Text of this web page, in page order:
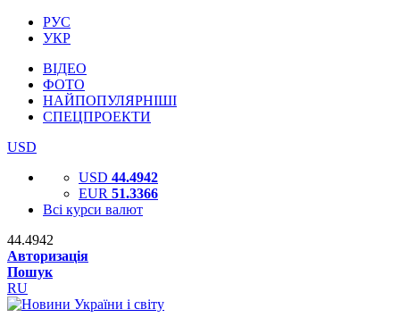
РУС
УКР
ВІДЕО
ФОТО
НАЙПОПУЛЯРНІШІ
СПЕЦПРОЕКТИ
USD
USD 44.4942
EUR 51.3366
Всі курси валют
44.4942
Авторизація
Пошук
RU